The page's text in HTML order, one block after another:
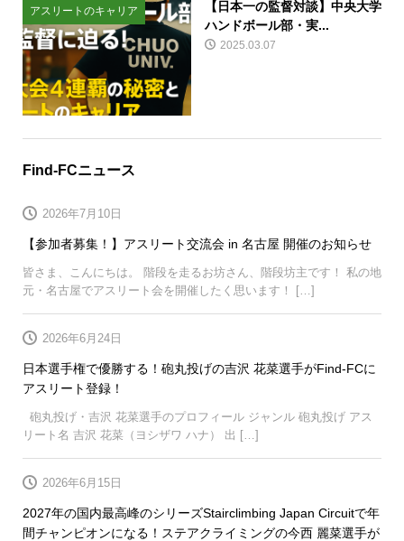
アスリートのキャリア
【日本一の監督対談】中央大学
ハンドボール部・実...
2025.03.07
Find-FCニュース
【参加者募集！】アスリート交流会 in 名古屋 開催のお知らせ
2026年7月10日
皆さま、こんにちは。 階段を走るお坊さん、階段坊主です！ 私の地
元・名古屋でアスリート会を開催したく思います！ […]
日本選手権で優勝する！砲丸投げの吉沢 花菜選手がFind-FCに
アスリート登録！
2026年6月24日
砲丸投げ・吉沢 花菜選手のプロフィール ジャンル 砲丸投げ アス
リート名 吉沢 花菜（ヨシザワ ハナ） 出 […]
2027年の国内最高峰のシリーズStairclimbing Japan Circuitで年
間チャンピオンになる！ステアクライミングの今西 麗菜選手が
2026年6月15日